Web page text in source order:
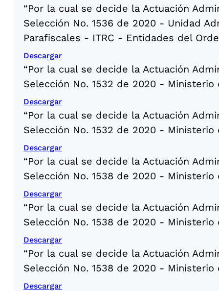
“Por la cual se decide la Actuación
Selección No. 1536 de 2020 - Unidad
Parafiscales - ITRC - Entidades del
Descargar
“Por la cual se decide la Actuación
Selección No. 1532 de 2020 -
Descargar
“Por la cual se decide la Actuación
Selección No. 1532 de 2020 -
Descargar
“Por la cual se decide la Actuación
Selección No. 1538 de 2020 -
Descargar
“Por la cual se decide la Actuación
Selección No. 1538 de 2020 -
Descargar
“Por la cual se decide la Actuación
Selección No. 1538 de 2020 -
Descargar